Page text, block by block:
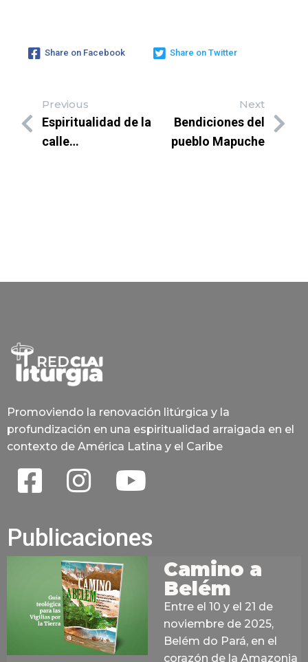
Share on Facebook Share on Twitter
Previous
Espiritualidad de la
calle…
Next
Bendiciones del
pueblo Mapuche
Promoviendo la renovación litúrgica y la
profundización en una espiritualidad arraigada en el
contexto de América Latina y el Caribe
Publicaciones
Camino a
Belém
Entre el 10 y el 21 de
noviembre de 2025,
Belém do Pará, en el
corazón de la Amazonia